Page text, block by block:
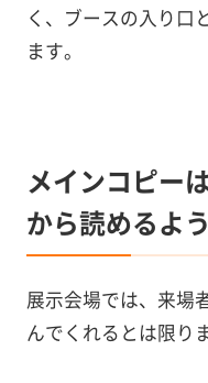
く、ブースの入り口
ます。
メインコピー
から読めるよ
展示会場では、来場
んでくれるとは限り